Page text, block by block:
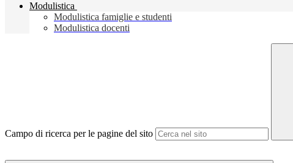
Modulistica
Modulistica famiglie e studenti
Modulistica docenti
Campo di ricerca per le pagine del sito